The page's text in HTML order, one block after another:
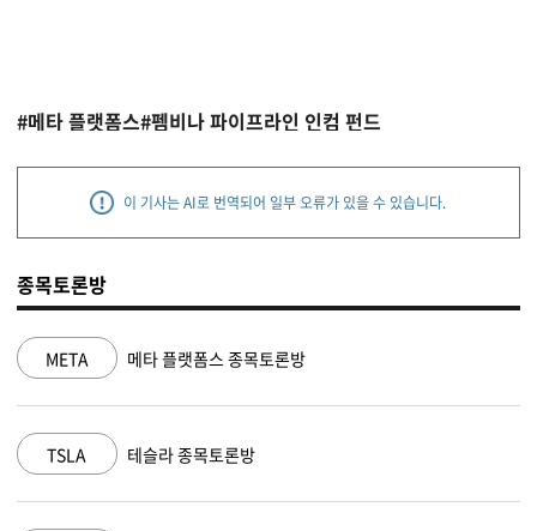
#메타 플랫폼스#펨비나 파이프라인 인컴 펀드
이 기사는 AI로 번역되어 일부 오류가 있을 수 있습니다.
종목토론방
NVDA 엔비디아 종목토론방
MSFT 마이크로소프트 종목토론방